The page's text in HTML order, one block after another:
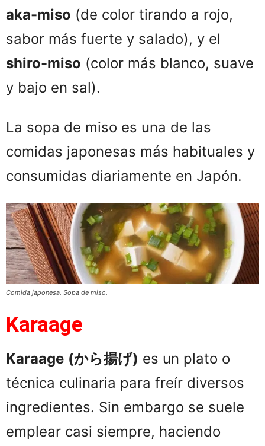
aka-miso (de color tirando a rojo,
sabor más fuerte y salado), y el
shiro-miso (color más blanco, suave
y bajo en sal).
La sopa de miso es una de las
comidas japonesas más habituales y
consumidas diariamente en Japón.
Comida japonesa. Sopa de miso.
Karaage
Karaage (から揚げ) es un plato o
técnica culinaria para freír diversos
ingredientes. Sin embargo se suele
emplear casi siempre, haciendo